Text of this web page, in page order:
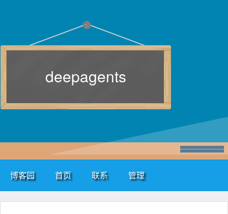
deepagents
博客园 首页 联系 管理